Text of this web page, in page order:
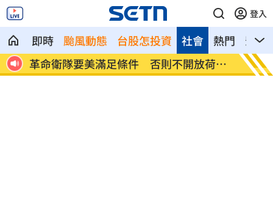
登入
即時 颱風動態 台股怎投資 熱門 影音
社會
韓
革命衛隊要美滿足條件 否則不開放荷莫
茲
場